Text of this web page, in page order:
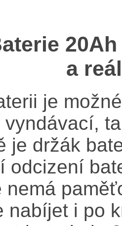
a
je
vyndávací,
je držák
odcizení
nemá
nabíjet i po